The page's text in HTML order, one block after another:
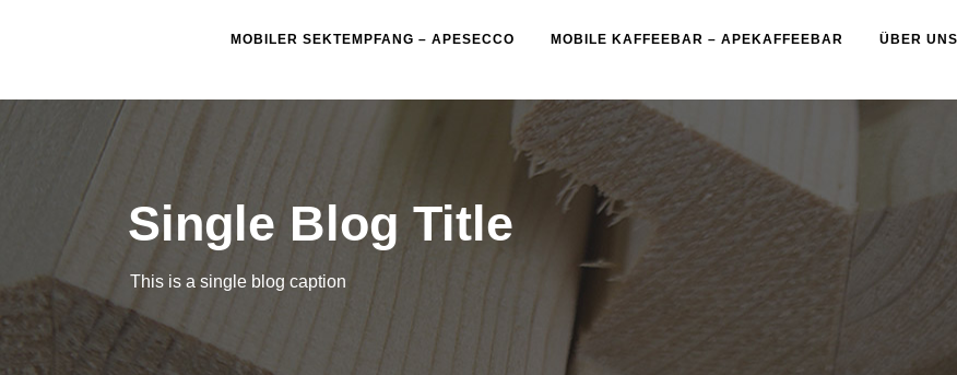
MOBILER SEKTEMPFANG – APESECCO MOBILE KAFFEEBAR – APEKAFFEEBAR ÜBER UNS
Single Blog Title
This is a single blog caption